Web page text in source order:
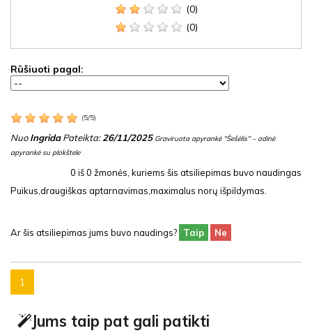
(0)
(0)
Rūšiuoti pagal:
(5/5)
NuoIngridaPateikta:26/11/2025 Graviruota apyrankė "Šešėlis" – odinė
apyrankė su plokštele
0 iš0 žmonės, kuriems šis atsiliepimas buvo naudingas
Puikus,draugiškas aptarnavimas,maximalus norų išpildymas.
Ar šis atsiliepimas jums buvo naudings? Taip Ne
1
Jums taip pat gali patikti